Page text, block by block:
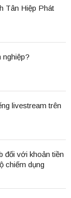
Tân Hiệp Phát
nghiệp?
livestream trên
đối với khoản tiền
chiếm dụng